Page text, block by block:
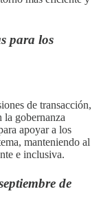
para los
de transacción,
la gobernanza
apoyar a los
manteniendo al
e inclusiva.
de